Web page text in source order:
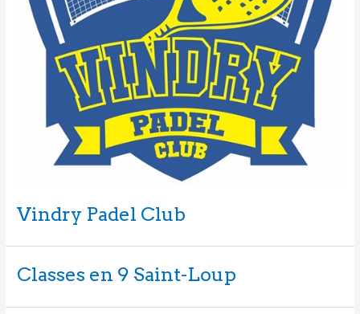
Vindry Padel Club
Classes en 9 Saint-Loup